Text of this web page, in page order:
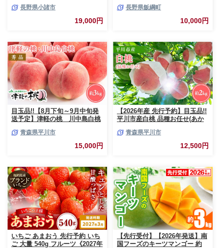
フルーツ 果物 甘い おいしい 林
長野県小諸市
19,000円
頃から2026年10月上旬頃まで順
次発送予定 令和8年度出荷分 長
長野県飯綱町
10,000円
目玉品!!【8月下旬～9月中旬発
送予定】津軽の桃 川中島白桃
青森県平川市
15,000円
【2026年産 先行予約】目玉品!!
平川市産白桃 品種お任せ(あか
8玉)【今井農園】[hi-0064-003]
青森県平川市
12,500円
いちご あまおう 先行予約 いち
ご 大量 540g フルーツ《2027年
【先行受付】【2026年発送】南
国フーズのキーツマンゴー 約